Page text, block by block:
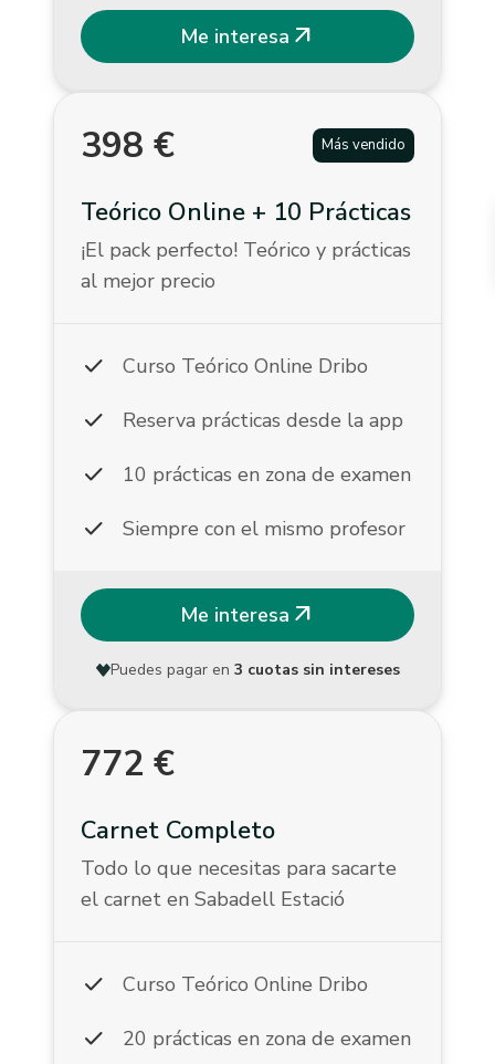
Me interesa arrow_outward
398 € Más vendido
Teórico Online + 10 Prácticas
¡El pack perfecto! Teórico y prácticas
al mejor precio
check Curso Teórico Online Dribo
check Reserva prácticas desde la app
check 10 prácticas en zona de examen
check Siempre con el mismo profesor
Me interesa arrow_outward
Puedes pagar en 3 cuotas sin intereses
772 €
Carnet Completo
Todo lo que necesitas para sacarte
el carnet en Sabadell Estació
check Curso Teórico Online Dribo
check 20 prácticas en zona de examen